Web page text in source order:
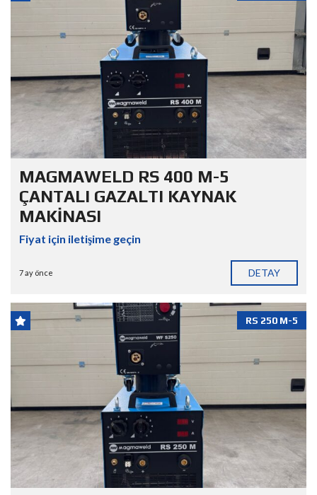
MAGMAWELD RS 400 M-5
ÇANTALI GAZALTI KAYNAK
MAKİNASI
Fiyat için iletişime geçin
7 ay önce DETAY
RS 250 M-5